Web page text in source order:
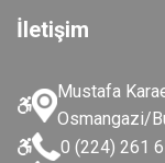
İletişim
Mustafa
Osmangazi/
0 (224) 261